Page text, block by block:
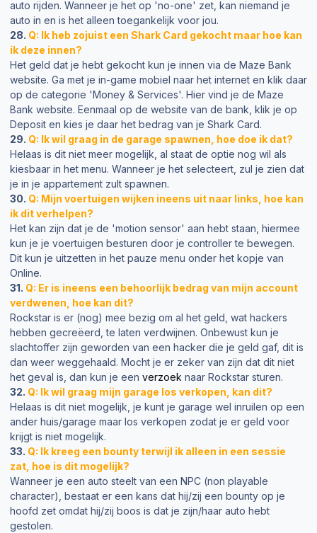
auto rijden. Wanneer je het op 'no-one' zet, kan niemand je
auto in en is het alleen toegankelijk voor jou.
28. Q: Ik heb zojuist een Shark Card gekocht maar hoe kan
ik deze innen?
Het geld dat je hebt gekocht kun je innen via de Maze Bank
website. Ga met je in-game mobiel naar het internet en klik daar
op de categorie 'Money & Services'. Hier vind je de Maze
Bank website. Eenmaal op de website van de bank, klik je op
Deposit en kies je daar het bedrag van je Shark Card.
29. Q: Ik wil graag in de garage spawnen, hoe doe ik dat?
Helaas is dit niet meer mogelijk, al staat de optie nog wil als
kiesbaar in het menu. Wanneer je het selecteert, zul je zien dat
je in je appartement zult spawnen.
30. Q: Mijn voertuigen wijken ineens uit naar links, hoe kan
ik dit verhelpen?
Het kan zijn dat je de 'motion sensor' aan hebt staan, hiermee
kun je je voertuigen besturen door je controller te bewegen.
Dit kun je uitzetten in het pauze menu onder het kopje van
Online.
31. Q: Er is ineens een behoorlijk bedrag van mijn account
verdwenen, hoe kan dit?
Rockstar is er (nog) mee bezig om al het geld, wat hackers
hebben gecreëerd, te laten verdwijnen. Onbewust kun je
slachtoffer zijn geworden van een hacker die je geld gaf, dit is
dan weer weggehaald. Mocht je er zeker van zijn dat dit niet
het geval is, dan kun je een verzoek naar Rockstar sturen.
32. Q: Ik wil graag mijn garage los verkopen, kan dit?
Helaas is dit niet mogelijk, je kunt je garage wel inruilen op een
ander huis/garage maar los verkopen zodat je er geld voor
krijgt is niet mogelijk.
33. Q: Ik kreeg een bounty terwijl ik alleen in een sessie
zat, hoe is dit mogelijk?
Wanneer je een auto steelt van een NPC (non playable
character), bestaat er een kans dat hij/zij een bounty op je
hoofd zet omdat hij/zij boos is dat je zijn/haar auto hebt
gestolen.